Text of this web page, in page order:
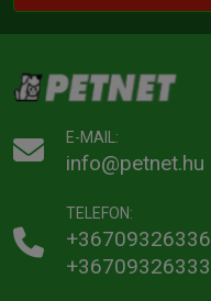
E-MAIL:
info@petnet.hu
TELEFON:
+36709326336
+36709326333